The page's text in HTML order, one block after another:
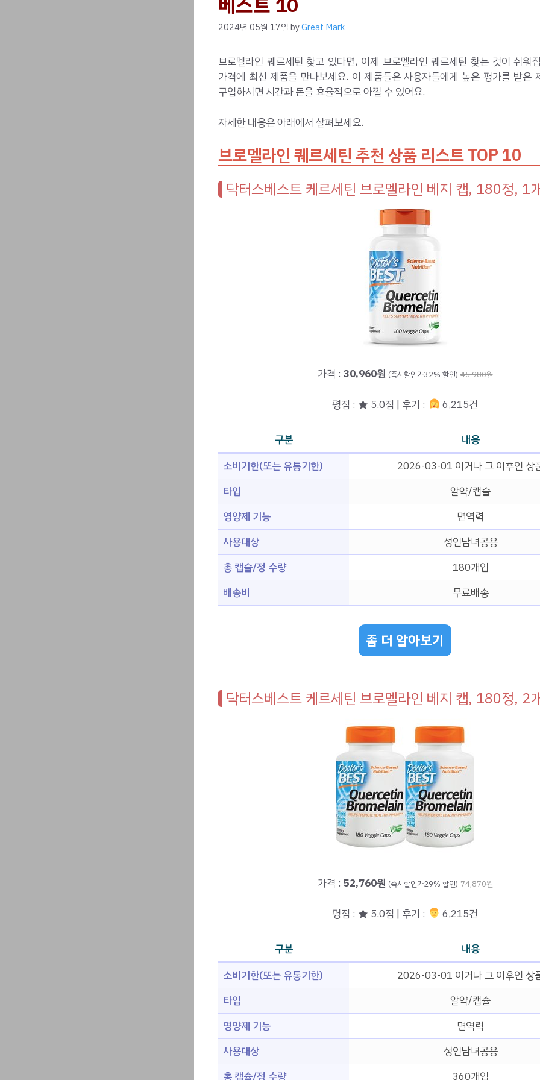
2024년 05월 17일 byGreat Mark
브로멜라인 퀘르세틴 찾고 있다면, 이제 브로멜라인 퀘르세틴 찾는 것이 쉬워
가격에 최신 제품을 만나보세요. 이 제품들은 사용자들에게 높은 평가를 받은
구입하시면 시간과 돈을 효율적으로 아낄 수 있어요.
자세한 내용은 아래에서 살펴보세요.
브로멜라인 퀘르세틴 추천 상품 리스트 TOP 10
닥터스베스트 케르세틴 브로멜라인 베지 캡, 180정, 1
가격 : 30,960원 (즉시할인가32% 할인) 45,980원
평점 : ★ 5.0점 | 후기 : 6,215건
구분
내용
소비기한(또는 유통기한)
2026-03-01 이거나 그 이후인 상
타입
알약/캡슐
영양제 기능
면역력
사용대상
성인남녀공용
총 캡슐/정 수량
180개입
배송비
무료배송
좀 더 알아보기
닥터스베스트 케르세틴 브로멜라인 베지 캡, 180정, 2
가격 : 52,760원 (즉시할인가29% 할인) 74,870원
평점 : ★ 5.0점 | 후기 : ‍‍ 6,215건
구분
내용
소비기한(또는 유통기한)
2026-03-01 이거나 그 이후인 상
타입
알약/캡슐
영양제 기능
면역력
사용대상
성인남녀공용
총 캡슐/정 수량
360개입